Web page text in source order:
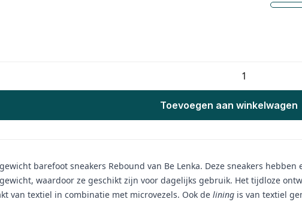
Toevoegen aan winkelwagen
barefoot sneakers Rebound van Be Lenka. Deze sneakers hebben
waardoor ze geschikt zijn voor dagelijks gebruik. Het tijdloze
van textiel in combinatie met microvezels. Ook de lining is van textiel